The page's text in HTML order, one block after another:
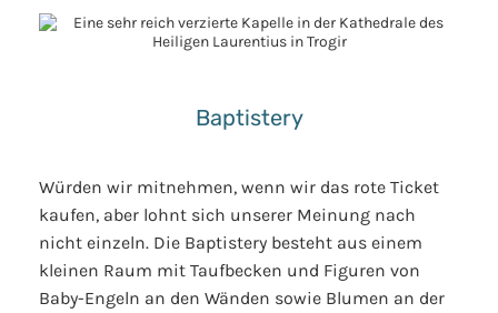
Baptistery
Würden wir mitnehmen, wenn wir das rote Ticket
kaufen, aber lohnt sich unserer Meinung nach
nicht einzeln. Die Baptistery besteht aus einem
kleinen Raum mit Taufbecken und Figuren von
Baby-Engeln an den Wänden sowie Blumen an der